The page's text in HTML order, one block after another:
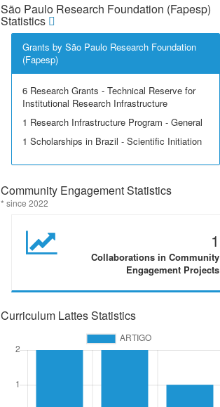
São Paulo Research Foundation (Fapesp)
Statistics
Grants by São Paulo Research Foundation
(Fapesp)
6 Research Grants - Technical Reserve for
Institutional Research Infrastructure
1 Research Infrastructure Program - General
1 Scholarships in Brazil - Scientific Initiation
Community Engagement Statistics
* since 2022
1
Collaborations in Community
Engagement Projects
Curriculum Lattes Statistics